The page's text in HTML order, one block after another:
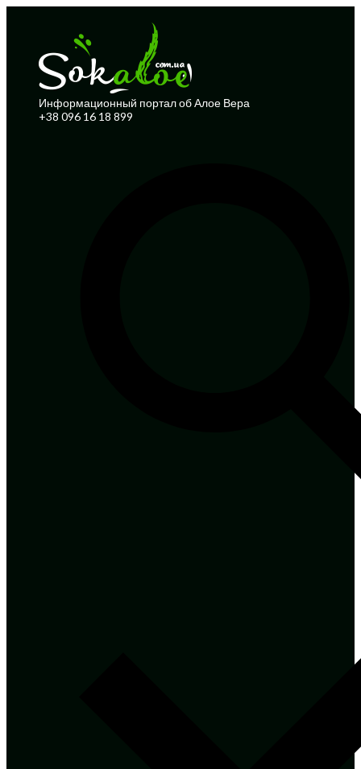
Информационный портал об Алое Вера
+38 096 16 18 899